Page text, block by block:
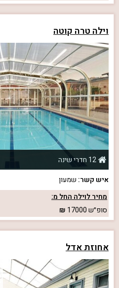
וילה טרה קוטה
12 חדרי שינה
איש קשר: שמעון
מחיר לוילה החל מ:
סופ״ש17000
אחוזת אדל